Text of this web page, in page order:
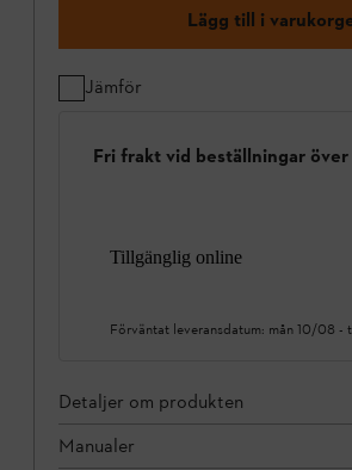
Lägg till i
Jämför
Fri frakt vid beställningar
Tillgänglig online
Förväntat leveransdatum: mån 10/08 -
Detaljer om produkten
Manualer